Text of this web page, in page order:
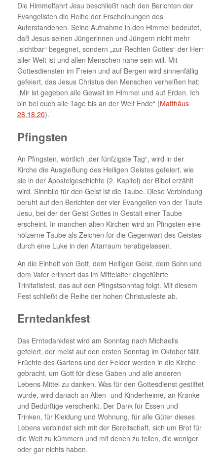
Die Himmelfahrt Jesu beschließt nach den Berichten der
Evangelisten die Reihe der Erscheinungen des
Auferstandenen. Seine Aufnahme in den Himmel bedeutet,
daß Jesus seinen Jüngerinnen und Jüngern nicht mehr
„sichtbar“ begegnet, sondern „zur Rechten Gottes“ der Herr
aller Welt ist und allen Menschen nahe sein will. Mit
Gottesdiensten im Freien und auf Bergen wird sinnenfällig
gefeiert, das Jesus Christus den Menschen verheißen hat:
„Mir ist gegeben alle Gewalt im Himmel und auf Erden. Ich
bin bei euch alle Tage bis an der Welt Ende“ (Matthäus
28,18.20).
Pfingsten
An Pfingsten, wörtlich „der fünfzigste Tag“, wird in der
Kirche die Ausgießung des Heiligen Geistes gefeiert, wie
sie in der Apostelgeschichte (2. Kapitel) der Bibel erzählt
wird. Sinnbild für den Geist ist die Taube. Diese Verbindung
beruht auf den Berichten der vier Evangelien von der Taufe
Jesu, bei der der Geist Gottes in Gestalt einer Taube
erscheint. In manchen alten Kirchen wird an Pfingsten eine
hölzerne Taube als Zeichen für die Gegenwart des Geistes
durch eine Luke in den Altarraum herabgelassen.
An die Einheit von Gott, dem Heiligen Geist, dem Sohn und
dem Vater erinnert das im Mittelalter eingeführte
Trinitatisfest, das auf den Pfingstsonntag folgt. Mit diesem
Fest schließt die Reihe der hohen Christusfeste ab.
Erntedankfest
Das Erntedankfest wird am Sonntag nach Michaelis
gefeiert, der meist auf den ersten Sonntag im Oktober fällt.
Früchte des Gartens und der Felder werden in die Kirche
gebracht, um Gott für diese Gaben und alle anderen
Lebens-Mittel zu danken. Was für den Gottesdienst gestiftet
wurde, wird danach an Alten- und Kinderheime, an Kranke
und Bedürftige verschenkt. Der Dank für Essen und
Trinken, für Kleidung und Wohnung, für alle Güter dieses
Lebens verbindet sich mit der Bereitschaft, sich um Brot für
die Welt zu kümmern und mit denen zu teilen, die weniger
oder gar nichts haben.